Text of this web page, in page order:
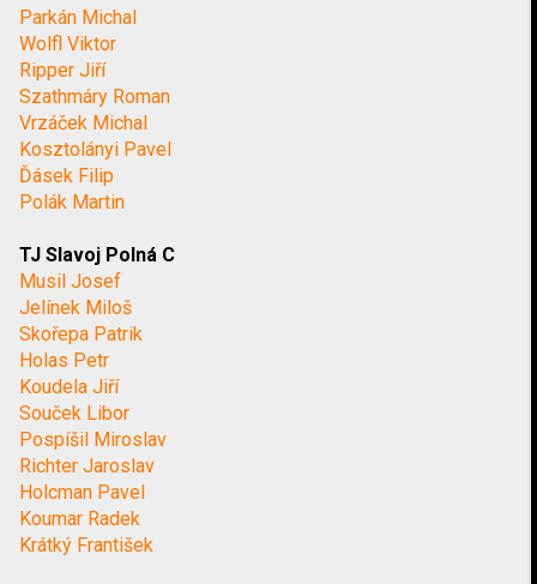
Parkán Michal
Wolfl Viktor
Ripper Jiří
Szathmáry Roman
Vrzáček Michal
Kosztolányi Pavel
Ďásek Filip
Polák Martin
TJ Slavoj Polná C
Musil Josef
Jelínek Miloš
Skořepa Patrik
Holas Petr
Koudela Jiří
Souček Libor
Pospíšil Miroslav
Richter Jaroslav
Holcman Pavel
Koumar Radek
Krátký František